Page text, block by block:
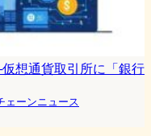
想通貨取引所に「銀行
ェーンニュース